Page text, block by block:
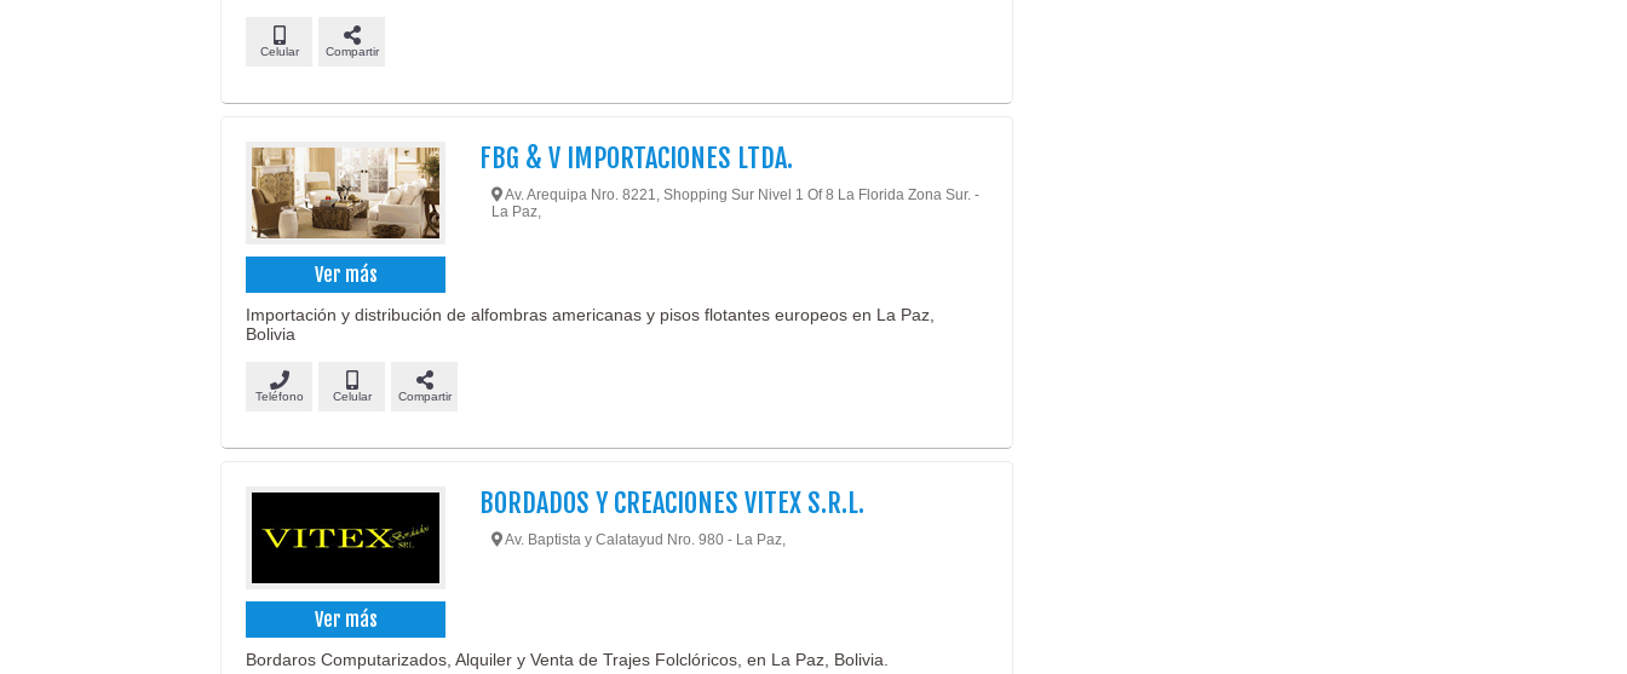
Celular Compartir
Ver más
FBG & V IMPORTACIONES LTDA.
Av. Arequipa Nro. 8221, Shopping Sur Nivel 1 Of 8 La Florida Zona Sur. -
La Paz,
Importación y distribución de alfombras americanas y pisos flotantes europeos en La Paz,
Bolivia
Teléfono Celular Compartir
Ver más
BORDADOS Y CREACIONES VITEX S.R.L.
Av. Baptista y Calatayud Nro. 980 - La Paz,
Bordaros Computarizados, Alquiler y Venta de Trajes Folclóricos, en La Paz, Bolivia.